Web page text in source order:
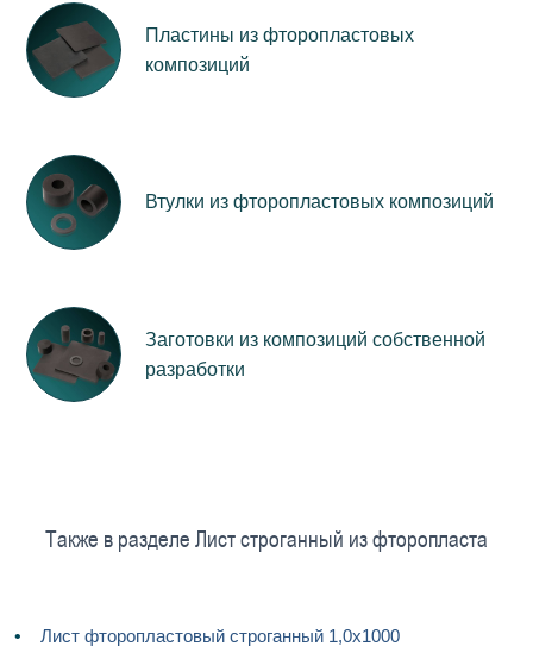
Пластины из фторопластовых
композиций
Втулки из фторопластовых композиций
Заготовки из композиций собственной
разработки
Также в разделе Лист строганный из фторопласта
Лист фторопластовый строганный 1,0х1000